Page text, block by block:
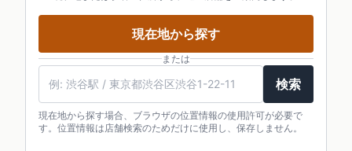
現在地から探す
または
検索
現在地から探す場合、ブラウザの位置情報の使用許可が必要で
す。位置情報は店舗検索のためだけに使用し、保存しません。